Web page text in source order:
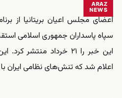
ARAZ
NEWS
اعضای مجلس اعیان بریتانیا از
سپاه پاسداران جمهوری اسلامی
این خبر را ۲۱ خرداد
اعلام شد که تنش‌های نظامی ایران